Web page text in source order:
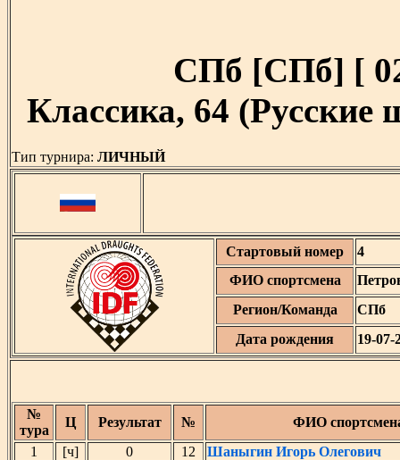
СПб [СПб] [
Классика, 64
Тип турнира: ЛИЧНЫЙ
Стартовый номер
4
ФИО спортсмена
Регион/Команда
СПб
Дата рождения
19-07-
№
тура
Ц Результат №
ФИО
1
[ч] 0 12
Шаныгин Игорь Олегович